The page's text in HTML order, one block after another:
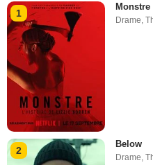
1
Drame ,
2
Below
Drame,